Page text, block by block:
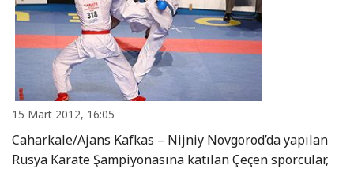
15 Mart 2012, 16:05
Caharkale/Ajans Kafkas – Nijniy Novgorod’da yapılan
Rusya Karate Şampiyonasına katılan Çeçen sporcular,